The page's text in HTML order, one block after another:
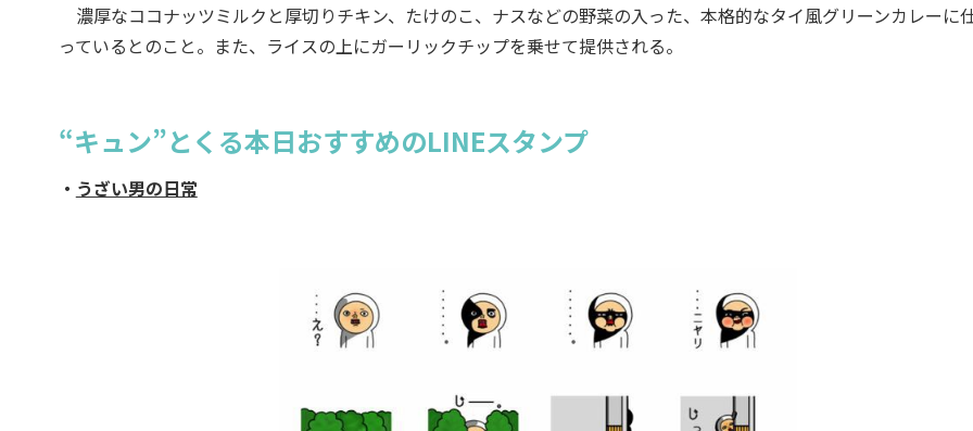
濃厚なココナッツミルクと厚切りチキン、たけのこ、ナスなどの野菜の入った、本格的なタイ風グリーンカレーに
っているとのこと。また、ライスの上にガーリックチップを乗せて提供される。
“キュン”とくる本日おすすめのLINEスタンプ
・ うざい男の日常